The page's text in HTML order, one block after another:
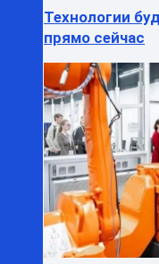
Технологии
прямо сейчас